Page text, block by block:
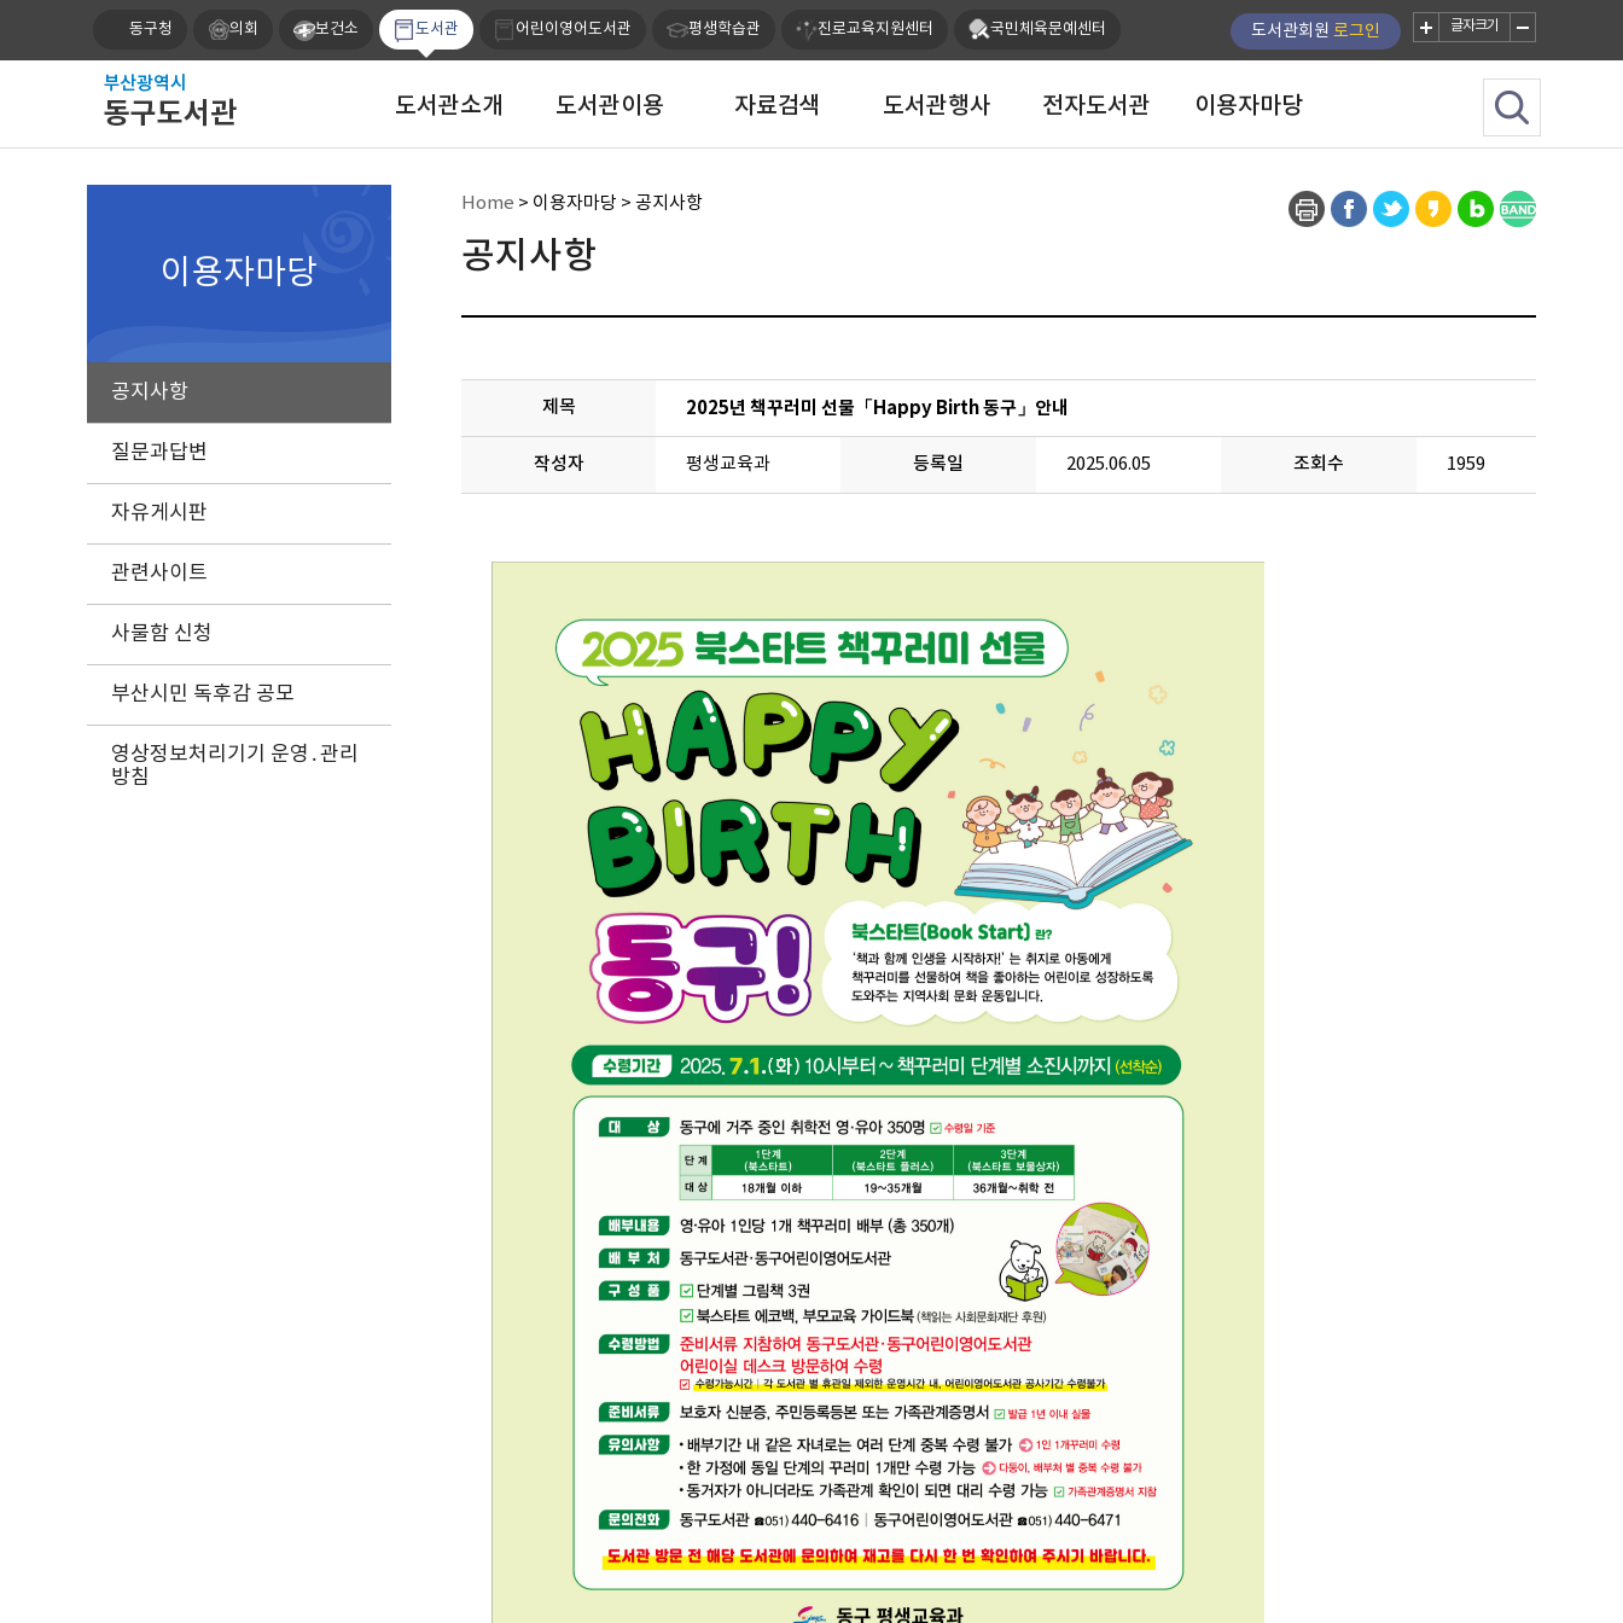
동구청 의회 보건소 도서관 어린이영어도서관 평생학습관 진로교육지원센터 국민체육문예센터 도서관회원 로그인 글자크기
도서관소개 도서관이용 자료검색 도서관행사 전자도서관 이용자마당
이용자마당
공지사항
질문과답변
자유게시판
관련사이트
사물함 신청
부산시민 독후감 공모
영상정보처리기기 운영․관리
방침
Home > 이용자마당 > 공지사항
공지사항
제목 2025년 책꾸러미 선물「Happy Birth 동구」안내
작성자 평생교육과 등록일 2025.06.05 조회수 1959